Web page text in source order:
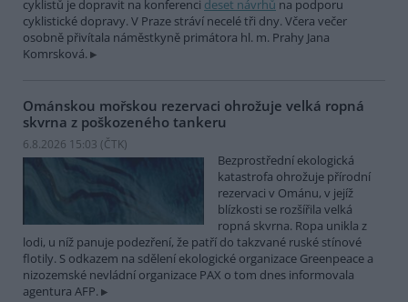
cyklistů je dopravit na konferenci deset návrhů na podporu
cyklistické dopravy. V Praze stráví necelé tři dny. Včera večer
osobně přivítala náměstkyně primátora hl. m. Prahy Jana
Komrsková.
Ománskou mořskou rezervaci ohrožuje velká ropná
skvrna z poškozeného tankeru
6.8.2026 15:03 (ČTK)
Bezprostřední ekologická
katastrofa ohrožuje přírodní
rezervaci v Ománu, v jejíž
blízkosti se rozšířila velká
ropná skvrna. Ropa unikla z
lodi, u níž panuje podezření, že patří do takzvané ruské stínové
flotily. S odkazem na sdělení ekologické organizace Greenpeace a
nizozemské nevládní organizace PAX o tom dnes informovala
agentura AFP.